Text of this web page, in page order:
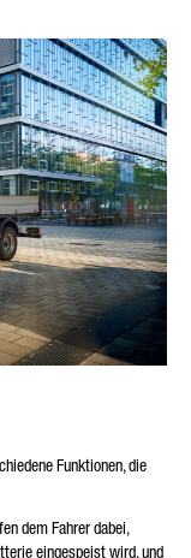
Funktionen, die
dem Fahrer dabei,
eingespeist wird, und